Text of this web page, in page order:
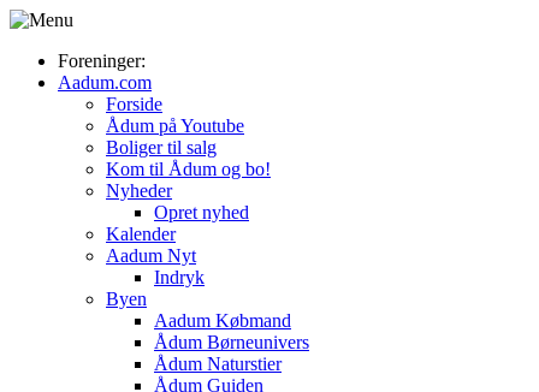
Foreninger:
Aadum.com
Forside
Ådum på Youtube
Boliger til salg
Kom til Ådum og bo!
Nyheder
Opret nyhed
Kalender
Aadum Nyt
Indryk
Byen
Aadum Købmand
Ådum Børneunivers
Ådum Naturstier
Ådum Guiden